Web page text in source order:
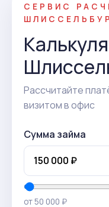
СЕРВИС
Рассчитайте
визитом в офис
Сумма займа
от 50 000 ₽